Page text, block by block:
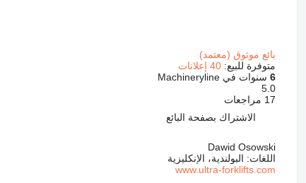
بائع موثوق (معتمد)
متوفرة للبيع: 40 إعلانات
6سنوات في Machineryline
5.0
17 مراجعات
الاشتراك بصفحة البائع
Dawid Osowski
اللغات: البولندية، الإنكليزية
www.ultra-forklifts.com